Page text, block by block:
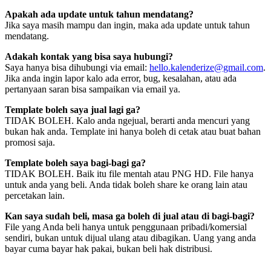
Apakah ada update untuk tahun mendatang?
Jika saya masih mampu dan ingin, maka ada update untuk tahun
mendatang.
Adakah kontak yang bisa saya hubungi?
Saya hanya bisa dihubungi via email: hello.kalenderize@gmail.com.
Jika anda ingin lapor kalo ada error, bug, kesalahan, atau ada
pertanyaan saran bisa sampaikan via email ya.
Template boleh saya jual lagi ga?
TIDAK BOLEH. Kalo anda ngejual, berarti anda mencuri yang
bukan hak anda. Template ini hanya boleh di cetak atau buat bahan
promosi saja.
Template boleh saya bagi-bagi ga?
TIDAK BOLEH. Baik itu file mentah atau PNG HD. File hanya
untuk anda yang beli. Anda tidak boleh share ke orang lain atau
percetakan lain.
Kan saya sudah beli, masa ga boleh di jual atau di bagi-bagi?
File yang Anda beli hanya untuk penggunaan pribadi/komersial
sendiri, bukan untuk dijual ulang atau dibagikan. Uang yang anda
bayar cuma bayar hak pakai, bukan beli hak distribusi.